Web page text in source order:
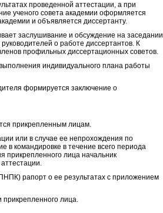
проведенной аттестации, а при
ученого совета академии оформляется
и объявляется диссертанту.
заслушивание и обсуждение на заседании
о работе диссертантов. К
профильных диссертационных советов.
индивидуального плана работы
формируется заключение о
прикрепленным лицам.
или в случае ее непрохождения по
в командировке в течение всего периода
прикрепленного лица начальник
рапорт о ее результатах с приложением
лица.